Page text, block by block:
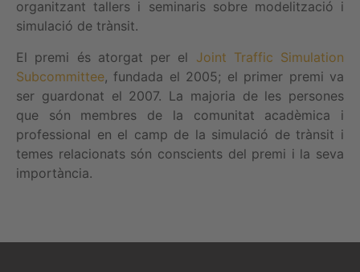
organitzant tallers i seminaris sobre modelització i
simulació de trànsit.
El premi és atorgat per el Joint Traffic Simulation
Subcommittee, fundada el 2005; el primer premi va
ser guardonat el 2007. La majoria de les persones
que són membres de la comunitat acadèmica i
professional en el camp de la simulació de trànsit i
temes relacionats són conscients del premi i la seva
importància.